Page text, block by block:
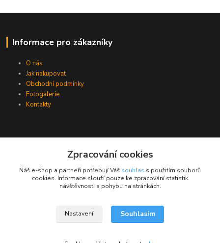
Informace pro zákazníky
O nás
Jak nakupovat
Obchodní podmínky
Fotogalerie
Kontakty
Upravit sběr cookies.
Zpracování cookies
Náš e-shop a partneři potřebují Váš souhlas s použitím souborů
cookies. Informace slouží pouze ke zpracování statistik
návštěvnosti a pohybu na stránkách.
Nastavení Souhlasím